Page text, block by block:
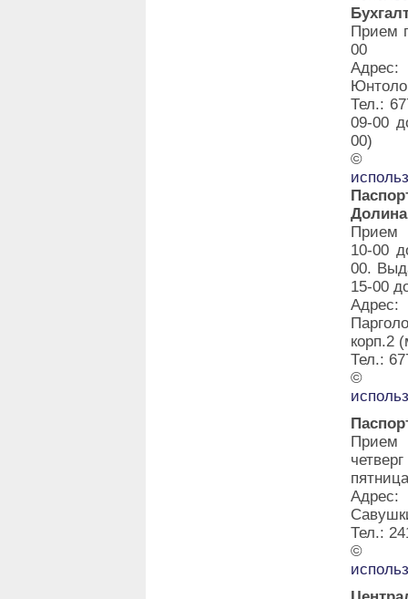
Прием
00
Тел.:
09-00
00)
©
Прием
10-00
00.
15-00
Адрес:
корп.2
Тел.:
©
Прием
Адрес:
Тел.:
©